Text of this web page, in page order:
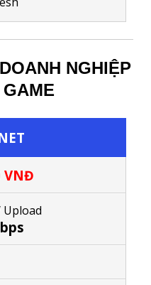
NGHIỆP
VNĐ